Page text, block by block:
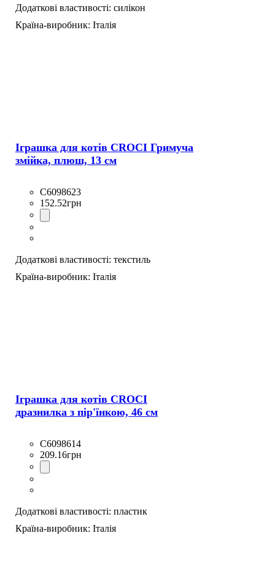
Додаткові властивості: силікон
Країна-виробник: Італія
Іграшка для котів CROCI Гримуча
змійка, плюш, 13 см
C6098623
152.52грн
Додаткові властивості: текстиль
Країна-виробник: Італія
Іграшка для котів CROCI
дразнилка з пір'їнкою, 46 см
C6098614
209.16грн
Додаткові властивості: пластик
Країна-виробник: Італія